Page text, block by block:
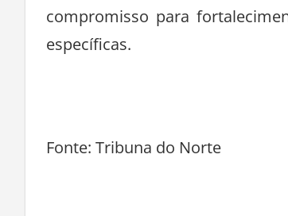
compromisso para
específicas.
Fonte: Tribuna do Norte